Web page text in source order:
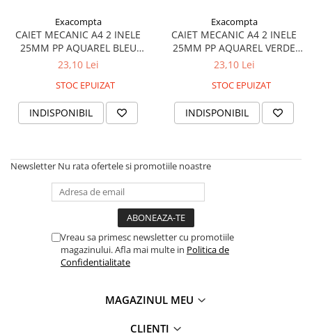
Instrumente de scris
Creioane Grafice
Radiere
Corectoare
Creioane Mecanice / Mine
Organizare și Arhivare
Exacompta
CAIET MECANIC A4 2 INELE
25MM PP AQUAREL BLEU
EXACOMPTA
23,10 Lei
STOC EPUIZAT
INDISPONIBIL
Exacompta
CAIET MECANIC A4 2 INELE
25MM PP AQUAREL VERDE
PASTEL EXACOMPTA
23,10 Lei
STOC EPUIZAT
INDISPONIBIL
Newsletter Nu rata ofertele si promotiile noastre
Vreau sa primesc newsletter cu promotiile
magazinului. Afla mai multe in Politica de
Confidentialitate
MAGAZINUL MEU
CLIENTI